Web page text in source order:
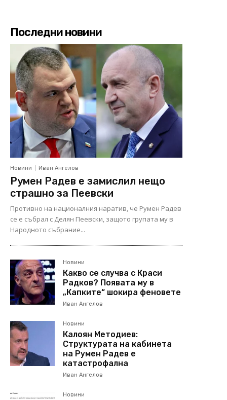
Последни новини
Новини Иван Ангелов
Румен Радев е замислил нещо
страшно за Пеевски
Противно на националния наратив, че Румен Радев
се е събрал с Делян Пеевски, защото групата му в
Народното събрание...
Новини
Какво се случва с Краси
Радков? Появата му в
„Капките“ шокира феновете
Иван Ангелов
Новини
Калоян Методиев:
Структурата на кабинета
на Румен Радев е
катастрофална
Иван Ангелов
Новини